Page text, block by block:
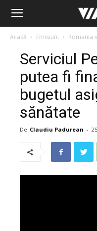
Acasă Emisiuni Romania
Serviciul
putea fi
bugetul
sănătate
De Claudiu Padurean -